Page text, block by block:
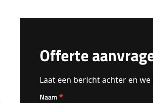
Offerte
Laat een bericht achter en
Naam*